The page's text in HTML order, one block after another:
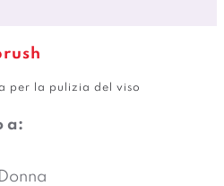
per la pulizia del viso
a:
Donna